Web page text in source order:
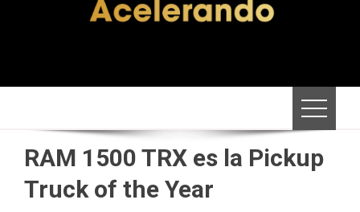
RAM 1500 TRX es la Pickup
Truck of the Year